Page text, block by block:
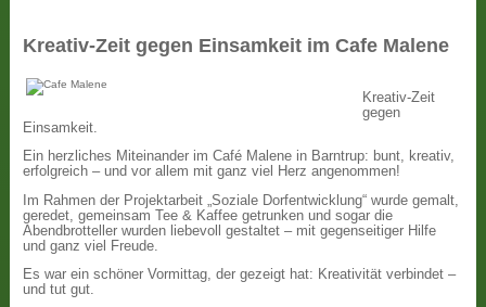
Kreativ-Zeit gegen Einsamkeit im Cafe Malene
Kreativ-Zeit
gegen
Einsamkeit.
Ein herzliches Miteinander im Café Malene in Barntrup: bunt, kreativ,
erfolgreich – und vor allem mit ganz viel Herz angenommen!
Im Rahmen der Projektarbeit „Soziale Dorfentwicklung“ wurde gemalt,
geredet, gemeinsam Tee & Kaffee getrunken und sogar die
Abendbrotteller wurden liebevoll gestaltet – mit gegenseitiger Hilfe
und ganz viel Freude.
Es war ein schöner Vormittag, der gezeigt hat: Kreativität verbindet –
und tut gut.